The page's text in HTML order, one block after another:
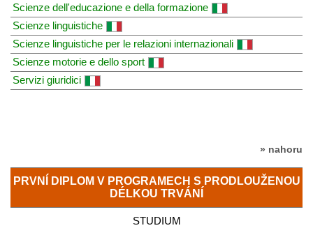
Scienze dell'educazione e della formazione
Scienze linguistiche
Scienze linguistiche per le relazioni internazionali
Scienze motorie e dello sport
Servizi giuridici
» nahoru
PRVNÍ DIPLOM V PROGRAMECH S PRODLOUŽENOU
DÉLKOU TRVÁNÍ
STUDIUM